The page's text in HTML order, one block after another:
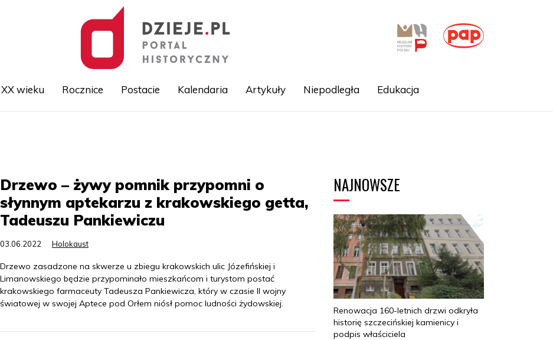
wieku Rocznice Postacie Kalendaria Artykuły Niepodległa Edukacja
Drzewo – żywy pomnik przypomni o
słynnym aptekarzu z krakowskiego getta,
Tadeuszu Pankiewiczu
03.06.2022 Holokaust
Drzewo zasadzone na skwerze u zbiegu krakowskich ulic Józefińskiej i
Limanowskiego będzie przypominało mieszkańcom i turystom postać
krakowskiego farmaceuty Tadeusza Pankiewicza, który w czasie II wojny
światowej w swojej Aptece pod Orłem niósł pomoc ludności żydowskiej.
NAJNOWSZE
Renowacja 160-letnich drzwi odkryła
historię szczecińskiej kamienicy i
podpis właściciela